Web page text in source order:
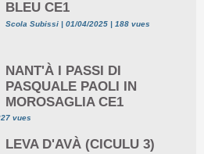
BLEU CE1
Scola Subissi | 01/04/2025 | 188 vues
NANT'À I PASSI DI
PASQUALE PAOLI IN
MOROSAGLIA CE1
vues
LEVA D'AVÀ (CICULU 3)